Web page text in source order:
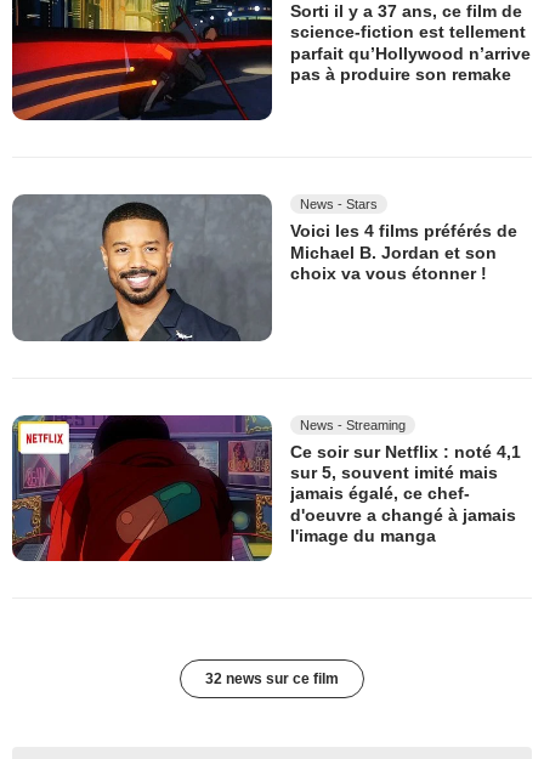
Sorti il y a 37 ans, ce film de
science-fiction est tellement
parfait qu’Hollywood n’arrive
pas à produire son remake
News - Stars
Voici les 4 films préférés de
Michael B. Jordan et son
choix va vous étonner !
News - Streaming
Ce soir sur Netflix : noté 4,1
sur 5, souvent imité mais
jamais égalé, ce chef-
d'oeuvre a changé à jamais
l'image du manga
32 news sur ce film